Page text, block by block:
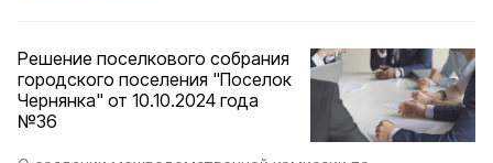
Решение поселкового собрания
городского поселения "Поселок
Чернянка" от 10.10.2024 года
№36